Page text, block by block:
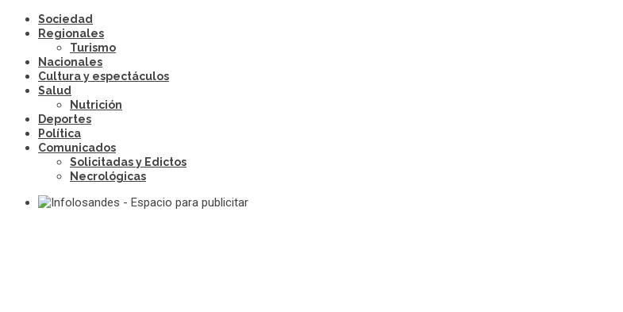
Sociedad
Regionales
Turismo
Nacionales
Cultura y espectáculos
Salud
Nutrición
Deportes
Política
Comunicados
Solicitadas y Edictos
Necrológicas